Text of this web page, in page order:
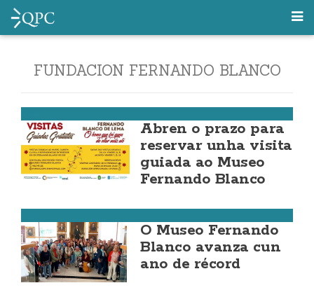
FUNDACION FERNANDO BLANCO
Abren o prazo para
reservar unha visita
guiada ao Museo
Fernando Blanco
O Museo Fernando
Blanco avanza cun
ano de récord